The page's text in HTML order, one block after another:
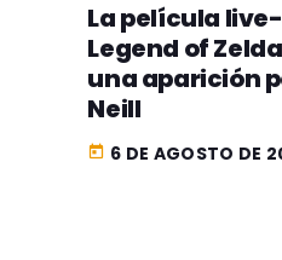
La película
Legend of
una aparición
Neill
today 6 DE AGOSTO DE